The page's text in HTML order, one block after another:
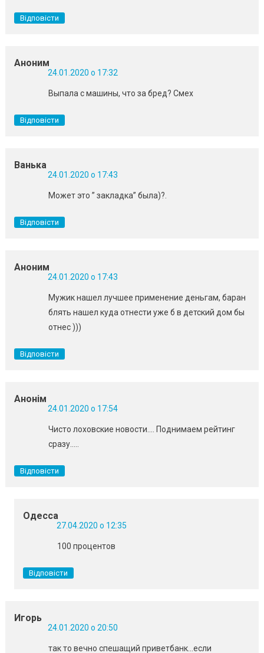
Відповісти
Аноним
24.01.2020 о 17:32
Выпала с машины, что за бред? Смех
Відповісти
Ванька
24.01.2020 о 17:43
Может это ” закладка” была)?.
Відповісти
Аноним
24.01.2020 о 17:43
Мужик нашел лучшее применение деньгам, баран
блять нашел куда отнести уже б в детский дом бы
отнес )))
Відповісти
Анонім
24.01.2020 о 17:54
Чисто лоховские новости…. Поднимаем рейтинг
сразу…..
Відповісти
Одесса
27.04.2020 о 12:35
100 процентов
Відповісти
Игорь
24.01.2020 о 20:50
так то вечно спешащий приветбанк…если